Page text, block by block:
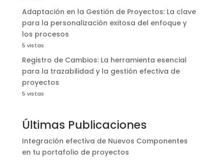
Adaptación en la Gestión de Proyectos: La clave
para la personalización exitosa del enfoque y
los procesos
5 vistas
Registro de Cambios: La herramienta esencial
para la trazabilidad y la gestión efectiva de
proyectos
5 vistas
Últimas Publicaciones
Integración efectiva de Nuevos Componentes
en tu portafolio de proyectos